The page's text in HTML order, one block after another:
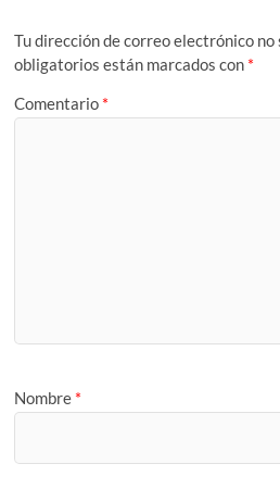
Tu dirección de correo electrónico no
obligatorios están marcados con *
Comentario *
Nombre *